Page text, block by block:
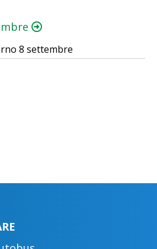
8 settembre